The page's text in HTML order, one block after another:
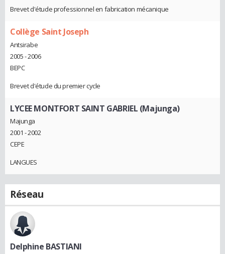
Brevet d'étude professionnel en fabrication mécanique
Collège Saint Joseph
Antsirabe
2005 - 2006
BEPC
Brevet d'étude du premier cycle
LYCEE MONTFORT SAINT GABRIEL (Majunga)
Majunga
2001 - 2002
CEPE
LANGUES
Réseau
Delphine BASTIANI